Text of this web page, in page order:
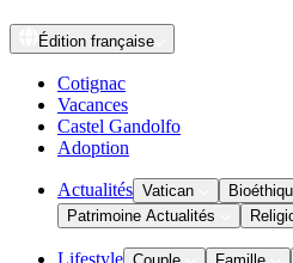
Édition française
Cotignac
Vacances
Castel Gandolfo
Adoption
Actualités Vatican
Patrimoine Actualités
Lifestyle